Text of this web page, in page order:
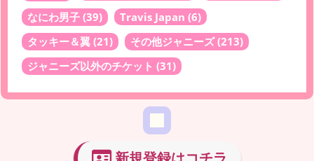
なにわ男子 (39) Travis Japan (6)
タッキー＆翼 (21) その他ジャニーズ(213)
ジャニーズ以外のチケット (31)